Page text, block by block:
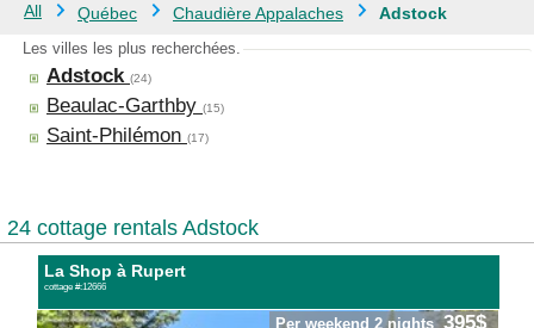
All Québec Chaudière Appalaches Adstock
Les villes les plus recherchées.
Adstock (24)
Beaulac-Garthby (15)
Saint-Philémon (17)
24 cottage rentals Adstock
La Shop à Rupert
cottage #:12666
Per weekend 2 nights 395$